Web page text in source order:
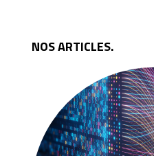
NOS ARTICLES.